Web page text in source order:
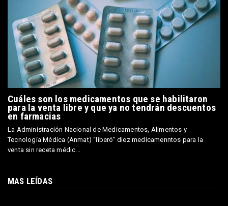
Cuáles son los medicamentos que se habilitaron
para la venta libre y que ya no tendrán descuentos
en farmacias
La Administración Nacional de Medicamentos, Alimentos y
Tecnología Médica (Anmat) “liberó” diez medicamenntos para la
venta sin receta médic...
MAS LEÍDAS